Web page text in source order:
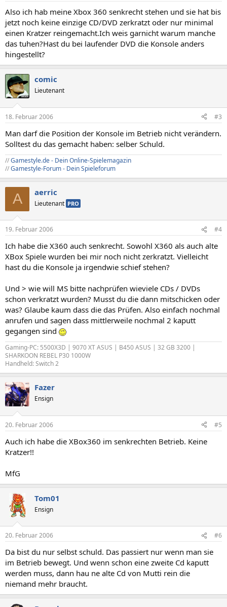
Also ich hab meine Xbox 360 senkrecht stehen und sie hat bis
jetzt noch keine einzige CD/DVD zerkratzt oder nur minimal
einen Kratzer reingemacht.Ich weis garnicht warum manche
das tuhen?Hast du bei laufender DVD die Konsole anders
hingestellt?
comic
Lieutenant
18. Februar 2006 #3
Man darf die Position der Konsole im Betrieb nicht verändern.
Solltest du das gemacht haben: selber Schuld.
//Gamestyle.de - Dein Online-Spielemagazin
//Gamestyle-Forum - Dein Spieleforum
A aerric
Lieutenant PRO
19. Februar 2006 #4
Ich habe die X360 auch senkrecht. Sowohl X360 als auch alte
XBox Spiele wurden bei mir noch nicht zerkratzt. Vielleicht
hast du die Konsole ja irgendwie schief stehen?
Und > wie will MS bitte nachprüfen wieviele CDs / DVDs
schon verkratzt wurden? Musst du die dann mitschicken oder
was? Glaube kaum dass die das Prüfen. Also einfach nochmal
anrufen und sagen dass mittlerweile nochmal 2 kaputt
gegangen sind
Gaming-PC: 5500X3D | 9070 XT ASUS | B450 ASUS | 32 GB 3200 |
SHARKOON REBEL P30 1000W
Handheld: Switch 2
Fazer
Ensign
20. Februar 2006 #5
Auch ich habe die XBox360 im senkrechten Betrieb. Keine
Kratzer!!
MfG
Tom01
Ensign
20. Februar 2006 #6
Da bist du nur selbst schuld. Das passiert nur wenn man sie
im Betrieb bewegt. Und wenn schon eine zweite Cd kaputt
werden muss, dann hau ne alte Cd von Mutti rein die
niemand mehr braucht.